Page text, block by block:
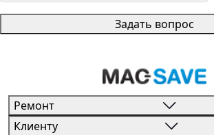
Задать вопрос
Ремонт
Клиенту